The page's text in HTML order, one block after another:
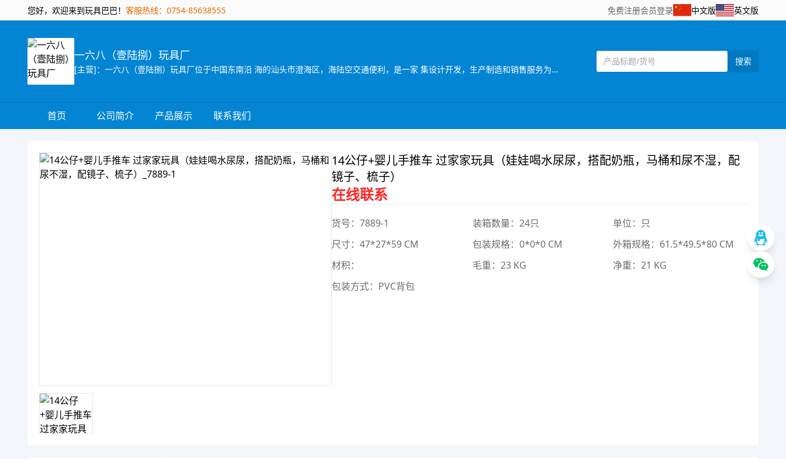
您好，欢迎来到玩具巴巴！ 客服热线：0754-85638555 免费注册会员登录 中文版 英文版
一六八（壹陆捌）玩具厂
[主营]：一六八（壹陆捌）玩具厂位于中国东南沿 海的汕头市澄海区，海陆空交通便利，是一家 集设计开发，生产制造和销售服务为一体的企业。 推推乐是一六八玩具厂旗下的一个推车玩具品牌，目前本厂主要生产婴儿手推车，娃娃公仔，彩虹编织机等儿童玩具产品，推推乐手推车玩具拥有专业的设计人员，所有开发的产品，款式新颖，结构合理，安全美观，适合各类消费层购买，所有产品均可符合国家安全检测标准EN71标准，同时推推乐推车还拥有一批强大的销售团队，目前产品销售遍及中国30多个省，直辖市覆盖国内200个城市，并且远销欧洲，南北美洲，东南亚，非洲等国家和地区 推推乐品牌诞生以来得到了广大客户和消费者的支持和认可，作为我们也将一如既往，不断创新，将“经典.环保.安全.时尚”的全新理念融入到体现品牌价值中，推推乐推车专做中国好玩具。
搜索
首页 公司简介 产品展示 联系我们
14公仔+婴儿手推车 过家家玩具（娃娃喝水尿尿，搭配奶瓶，马桶和尿不湿，配
镜子、梳子）
在线联系
货号：7889-1 装箱数量：24只
单位：只
尺寸：47*27*59 CM
包装规格：0*0*0 CM
外箱规格：61.5*49.5*80 CM
材积：
毛重：23 KG
净重：21 KG
包装方式：PVC背包